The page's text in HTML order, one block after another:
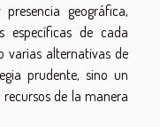
geográfica,
específicas de cada
varias alternativas de
prudente, sino un
de la manera